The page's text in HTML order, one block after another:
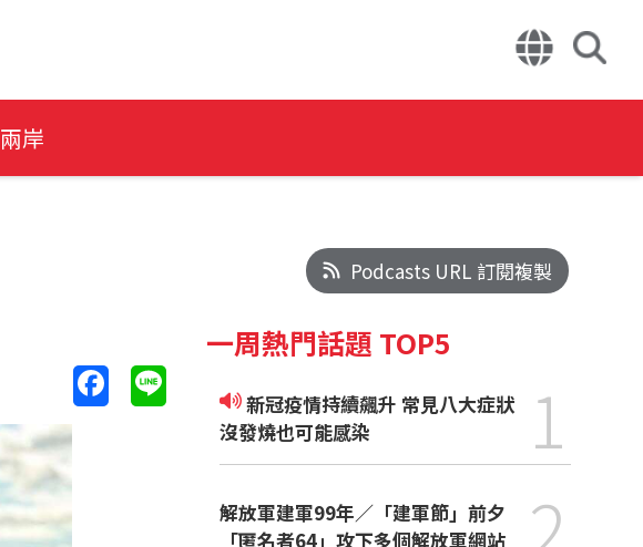
兩岸
Podcasts URL 訂閱複製
一周熱門話題 TOP5
新冠疫情持續飆升 常見八大症狀
沒發燒也可能感染
1
解放軍建軍99年／「建軍節」前夕
「匿名者64」攻下多個解放軍網站
2